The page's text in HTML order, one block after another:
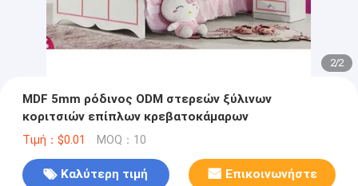
2/2
MDF 5mm ρόδινος ODM στερεών ξύλινων
κοριτσιών επίπλων κρεβατοκάμαρων
Τιμή：$0.01 MOQ：10
Καλύτερη τιμή Επικοινωνήστε